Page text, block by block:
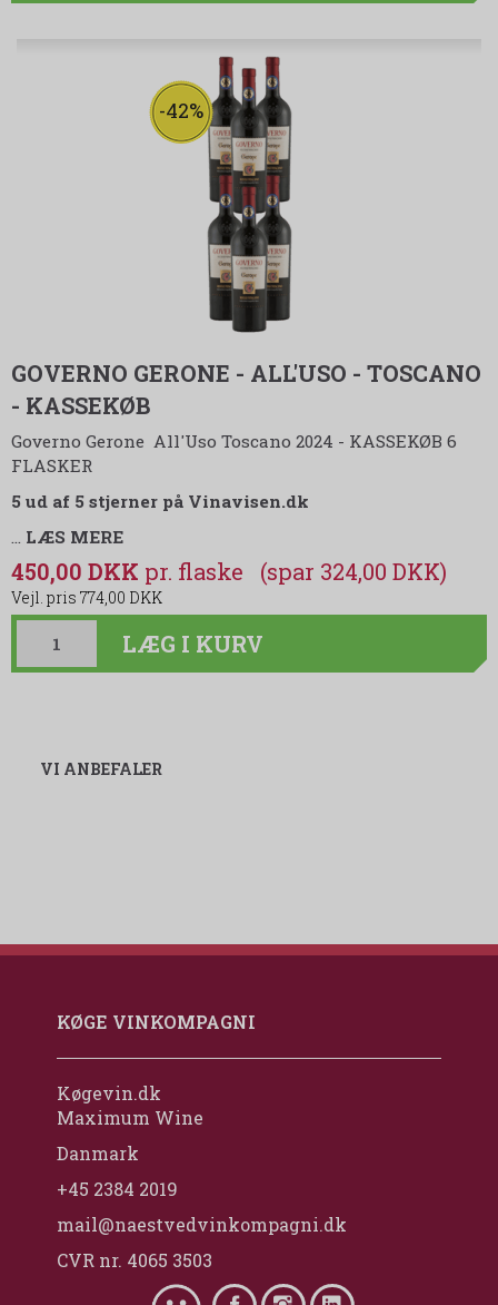
-42%
GOVERNO GERONE - ALL'USO - TOSCANO
- KASSEKØB
Governo Gerone All'Uso Toscano 2024 - KASSEKØB 6
FLASKER
5 ud af 5 stjerner på Vinavisen.dk
LÆS MERE
450,00 DKK
774,00 DKK
(spar 324,00 DKK)
LÆG I KURV
VI ANBEFALER
KØGE VINKOMPAGNI
Køgevin.dk
Maximum Wine
Danmark
+45 2384 2019
mail@naestvedvinkompagni.dk
CVR nr. 4065 3503